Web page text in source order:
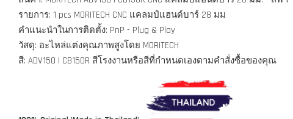
รายการ: 1 pcs MORITECH CNC แคลมป์แฮนด์บาร์ 28 มม
คำแนะนำในการติดตั้ง: PnP - Plug & Play
วัสดุ: อะไหล่แต่งคุณภาพสูงโดย MORITECH
สี: ADV150 | CB150R สีโรงงานหรือสีที่กำหนดเองตามคำสั่งซื้อของคุณ